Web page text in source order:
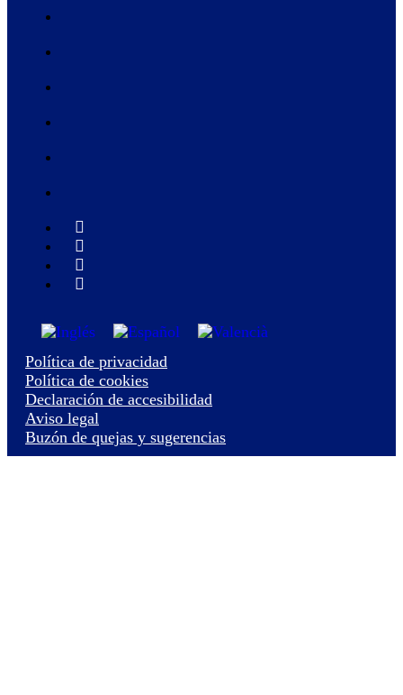
Política de privacidad
Política de cookies
Declaración de accesibilidad
Aviso legal
Buzón de quejas y sugerencias